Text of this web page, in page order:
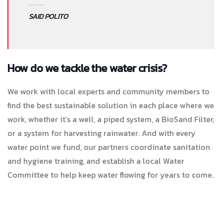
SAID POLITO
How do we tackle the water crisis?
We work with local experts and community members to
find the best sustainable solution in each place where we
work, whether it’s a well, a piped system, a BioSand Filter,
or a system for harvesting rainwater. And with every
water point we fund, our partners coordinate sanitation
and hygiene training, and establish a local Water
Committee to help keep water flowing for years to come.